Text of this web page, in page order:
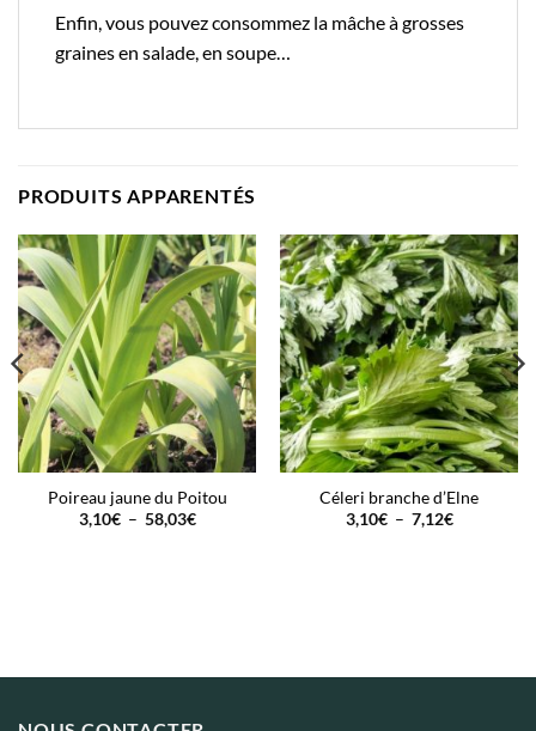
Enfin, vous pouvez consommez la mâche à grosses
graines en salade, en soupe…
PRODUITS APPARENTÉS
Poireau jaune du Poitou
3,10€ – 58,03€Plage
Céleri branche d’Elne
3,10€ – 7,12€Plage